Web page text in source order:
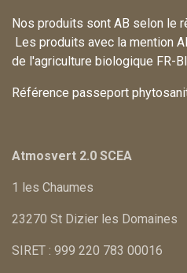
Nos produits sont AB selon le
Les produits avec la mention
de l'agriculture biologique FR-
Référence passeport
Atmosvert 2.0 SCEA
1 les Chaumes
23270 St Dizier les Domaines
SIRET : 999 220 783 00016